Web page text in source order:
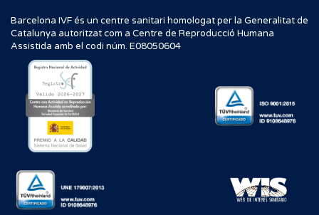
Barcelona IVF és un centre sanitari homologat per la Generalitat de
Catalunya autoritzat com a Centre de Reproducció Humana
Assistida amb el codi núm. E08050604